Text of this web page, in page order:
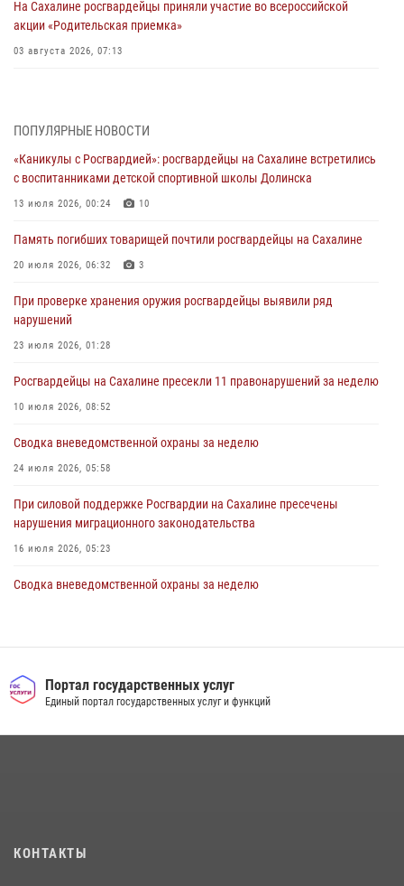
На Сахалине росгвардейцы приняли участие во всероссийской
акции «Родительская приемка»
03 августа 2026, 07:13
31 июля 2026, 06:56
Сахалинские росгвардейцы стали лучшими на чемпионате
методические сборы с сотрудниками контрольно-технических
пунктов
30 июля 2026, 07:18
ПОПУЛЯРНЫЕ НОВОСТИ
«Каникулы с Росгвардией»: росгвардейцы на Сахалине встретились
с воспитанниками детской спортивной школы Долинска
13 июля 2026, 00:24 10
Память погибших товарищей почтили росгвардейцы на Сахалине
20 июля 2026, 06:32 3
При проверке хранения оружия росгвардейцы выявили ряд
нарушений
23 июля 2026, 01:28
Росгвардейцы на Сахалине пресекли 11 правонарушений за неделю
10 июля 2026, 08:52
Сводка вневедомственной охраны за неделю
24 июля 2026, 05:58
При силовой поддержке Росгвардии на Сахалине пресечены
нарушения миграционного законодательства
16 июля 2026, 05:23
Сводка вневедомственной охраны за неделю
В Управлении Росгвардии по Сахалинской области прошли учебно-
пунктов
30 июля 2026, 07:18 2
оборота оружия
Портал государственных услуг
Единый портал государственных услуг и функций
КОНТАКТЫ